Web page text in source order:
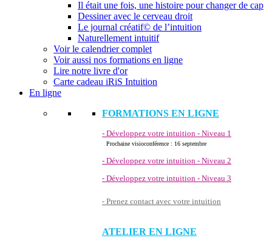
Il était une fois, une histoire pour changer de cap
Dessiner avec le cerveau droit
Le journal créatif© de l’intuition
Naturellement intuitif
Voir le calendrier complet
Voir aussi nos formations en ligne
Lire notre livre d'or
Carte cadeau iRiS Intuition
En ligne
FORMATIONS EN LIGNE
- Développez votre intuition - Niveau 1
Prochaine visioconférence : 16 septembre
- Développez votre intuition - Niveau 2
- Développez votre intuition - Niveau 3
- Prenez contact avec votre intuition
ATELIER EN LIGNE